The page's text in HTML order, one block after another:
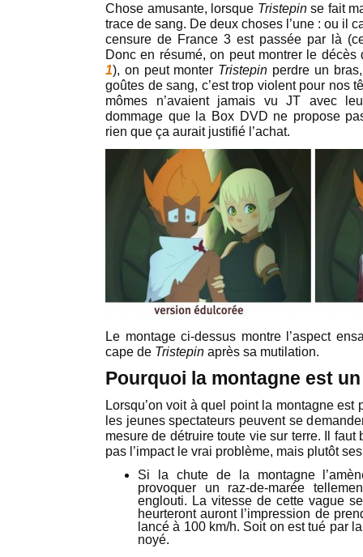
Chose amusante, lorsque Tristepinse fait
trace de sang. De deux choses l’une : ou il
censure de France 3 est passée par là
Donc en résumé, on peut montrer le
1), on peut monter Tristepin perdre un
goûtes de sang, c’est trop violent pour nos
mômes n’avaient jamais vu JT avec
dommage que la Box DVD ne propose
rien que ça aurait justifié l’achat.
Le montage ci-dessus montre l’aspect
cape de Tristepin après sa mutilation.
Pourquoi la montagne est
Lorsqu’on voit à quel point la montagne est
les jeunes spectateurs peuvent se
mesure de détruire toute vie sur terre. Il faut
pas l’impact le vrai problème, mais plutôt
Si la chute de la montagne
provoquer un raz-de-marée
englouti. La vitesse de cette vague
heurteront auront l’impression de
lancé à 100 km/h. Soit on est tué par
noyé.